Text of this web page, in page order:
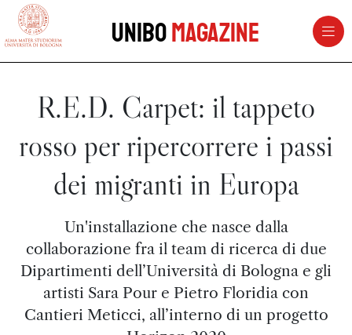
vai al contenuto della pagina
UniboMagazine
R.E.D. Carpet: il tappeto
rosso per ripercorrere i passi
dei migranti in Europa
Un'installazione che nasce dalla
collaborazione fra il team di ricerca di due
Dipartimenti dell’Università di Bologna e gli
artisti Sara Pour e Pietro Floridia con
Cantieri Meticci, all’interno di un progetto